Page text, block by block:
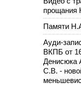
прощания
Памяти
Ауди-
ВКПБ от
Денисюка
С.В. -